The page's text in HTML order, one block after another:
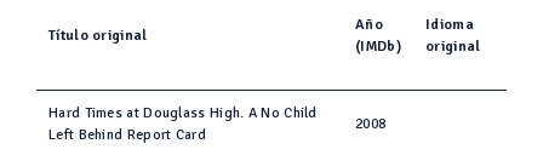
Título original
Año
(IMDb)
Idioma
original
Hard Times at Douglass High. A No Child
Left Behind Report Card
2008